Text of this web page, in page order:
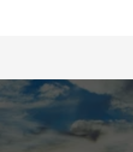
300 рублей за 9 часов в смену.